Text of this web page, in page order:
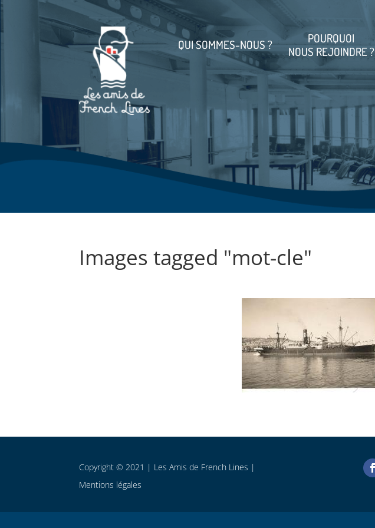
QUI SOMMES-NOUS ?
POURQUOI
NOUS REJOINDRE ?
Images tagged "mot-cle"
Copyright © 2021 | Les Amis de French Lines |
Mentions légales